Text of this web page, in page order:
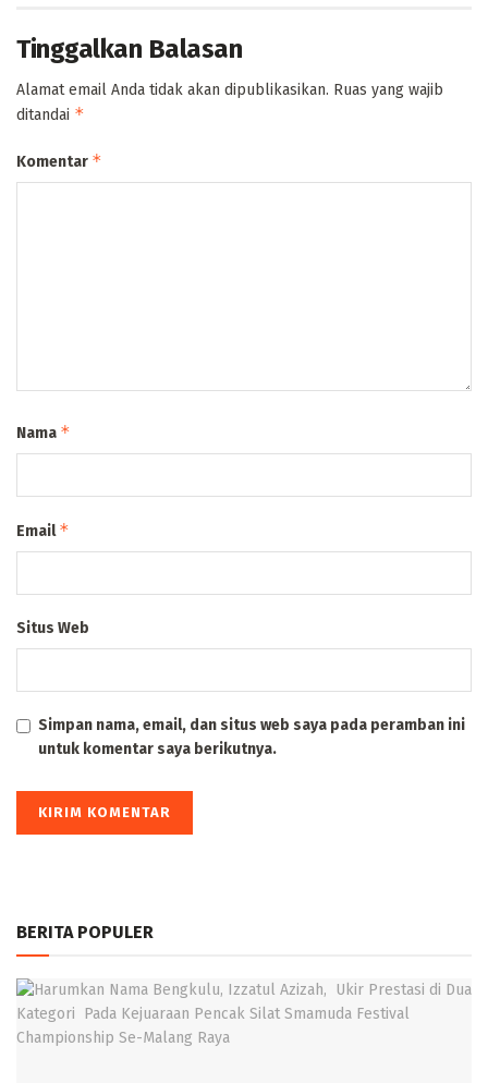
Tinggalkan Balasan
Alamat email Anda tidak akan dipublikasikan. Ruas yang wajib
ditandai *
Komentar *
Nama *
Email*
Situs Web
Simpan nama, email, dan situs web saya pada peramban ini
untuk komentar saya berikutnya.
BERITA POPULER